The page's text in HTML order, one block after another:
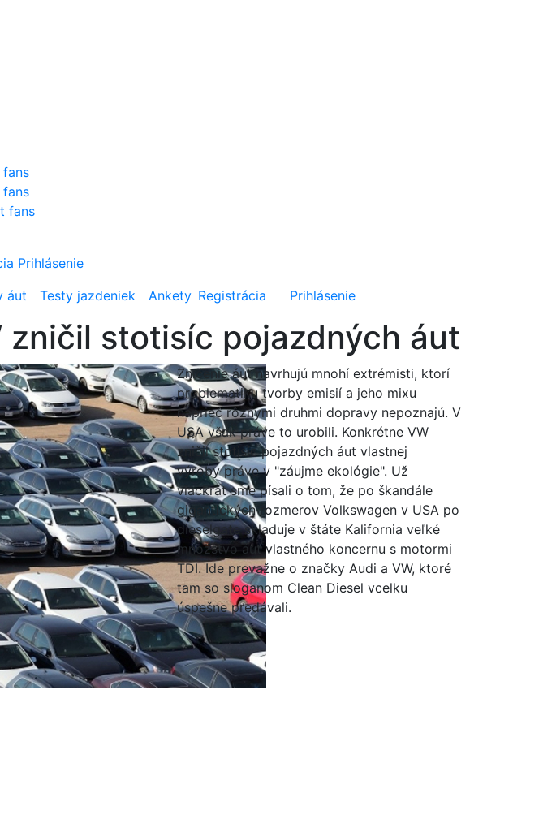
fans
Prihlásenie
áut Testy jazdeniek Ankety Registrácia Prihlásenie
stotisíc pojazdných áut
Zničenie áut navrhujú mnohí extrémisti, ktorí
problematiku tvorby emisií a jeho mixu
naprieč rôznymi druhmi dopravy nepoznajú. V
USA však práve to urobili. Konkrétne VW
zničil stotisíc pojazdných áut vlastnej
výroby práve v "záujme ekológie". Už
viackrát sme písali o tom, že po škandále
gigantických rozmerov Volkswagen v USA po
dieselgate skladuje v štáte Kalifornia veľké
množstvo áut vlastného koncernu s motormi
TDI. Ide prevažne o značky Audi a VW, ktoré
tam so sloganom Clean Diesel vcelku
úspešne predávali.